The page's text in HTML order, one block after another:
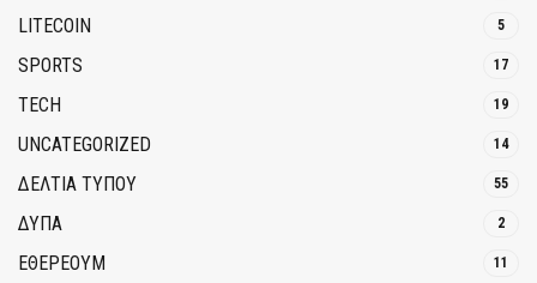
LITECOIN 5
SPORTS 17
TECH 19
UNCATEGORIZED 14
ΔΕΛΤΙΑ ΤΥΠΟΥ 55
ΔΥΠΑ 2
ΕΘΈΡΕΟΥΜ 11